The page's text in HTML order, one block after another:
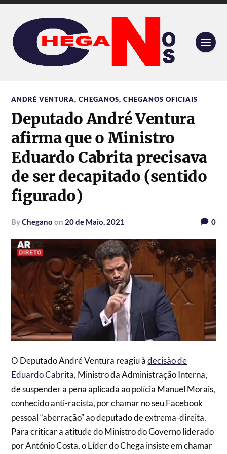
ANDRÉ VENTURA,CHEGANOS,CHEGANOS OFICIAIS
Deputado André Ventura
afirma que o Ministro
Eduardo Cabrita precisava
de ser decapitado (sentido
figurado)
byChegano on 20 de Maio, 2021 0
O Deputado André Ventura reagiu àdecisão de
Eduardo Cabrita, Ministro da Administração Interna,
de suspender a pena aplicada ao polícia Manuel Morais,
conhecido anti-racista, por chamar no seu Facebook
pessoal “aberração” ao deputado de extrema-direita.
Para criticar a atitude do Ministro do Governo liderado
por António Costa, o Líder do Chega insiste em chamar